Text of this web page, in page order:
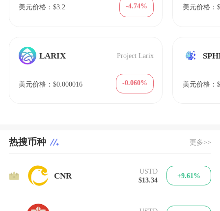
美元价格：$3.2 -4.74%
LARIX Project Larix
美元价格：$0.000016 -0.060%
美元价格：
美元价格：
热搜币种 更多>>
1 CNR
USTD
$13.34
+9.61%